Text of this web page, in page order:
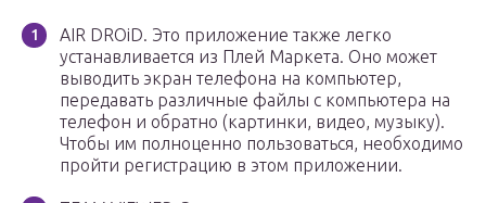
AIR DROiD. Это приложение также легко
устанавливается из Плей Маркета. Оно может
выводить экран телефона на компьютер,
передавать различные файлы с компьютера на
телефон и обратно (картинки, видео, музыку).
Чтобы им полноценно пользоваться, необходимо
пройти регистрацию в этом приложении.